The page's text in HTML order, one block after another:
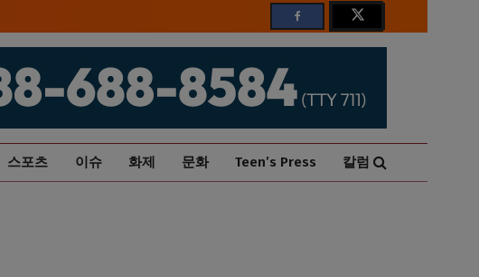
스포츠 이슈 화제 문화 Teen’s Press 칼럼